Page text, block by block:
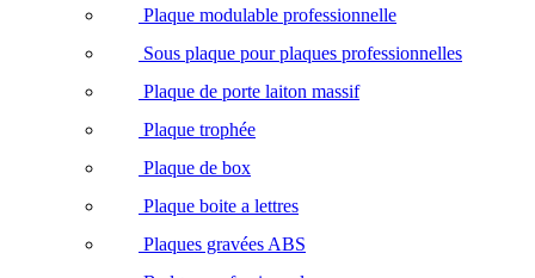
Plaque modulable professionnelle
Sous plaque pour plaques professionnelles
Plaque de porte laiton massif
Plaque trophée
Plaque de box
Plaque boite a lettres
Plaques gravées ABS